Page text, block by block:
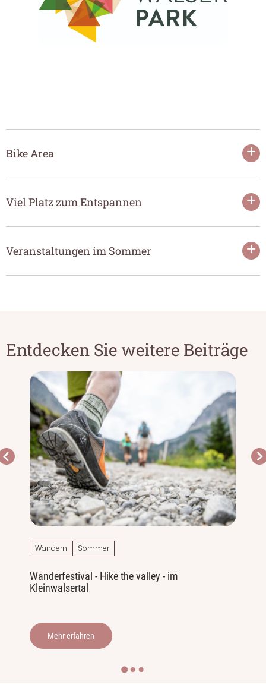
--
Bike Area +
Viel Platz zum Entspannen +
Veranstaltungen im Sommer +
Entdecken Sie weitere Beiträge
Wandern Sommer
Wanderfestival - Hike the valley - im
Kleinwalsertal
Mehr erfahren